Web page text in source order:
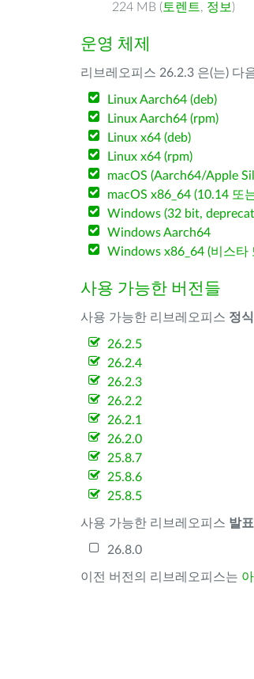
224 MB ( 토렌트, 정보 )
운영 체제
리브레오피스 26.2.3 은(는) 다
Linux Aarch64 (deb)
Linux Aarch64 (rpm)
Linux x64 (deb)
Linux x64 (rpm)
macOS (Aarch64/Apple
macOS x86_64 (10.14 또
Windows (32 bit,
Windows Aarch64
Windows x86_64 (비스타
사용 가능한 버전들
사용 가능한 리브레오피스 정식
26.2.5
26.2.4
26.2.3
26.2.2
26.2.1
26.2.0
25.8.7
25.8.6
25.8.5
사용 가능한 리브레오피스 발
26.8.0
이전 버전의 리브레오피스는